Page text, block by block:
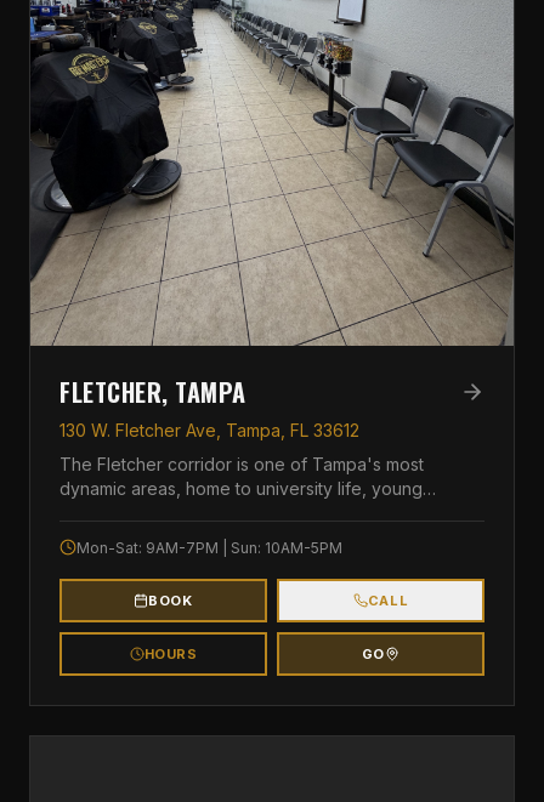
FLETCHER, TAMPA
130 W. Fletcher Ave, Tampa, FL 33612
The Fletcher corridor is one of Tampa's most
dynamic areas, home to university life, young
Mon-Sat: 9AM-7PM | Sun: 10AM-5PM
BOOK CALL
HOURS GO